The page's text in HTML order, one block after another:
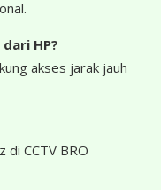
HP?
akses jarak jauh
di CCTV BRO